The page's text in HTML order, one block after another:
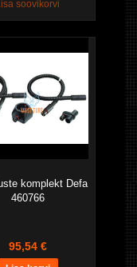
soovikorvi
komplekt Defa
460766
95,54 €